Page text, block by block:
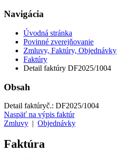
Navigácia
Úvodná stránka
Povinné zverejňovanie
Zmluvy, Faktúry, Objednávky
Faktúry
Detail faktúry DF2025/1004
Obsah
Detail faktúryč.: DF2025/1004
Naspäť na výpis faktúr
Zmluvy
Objednávky
Faktúra